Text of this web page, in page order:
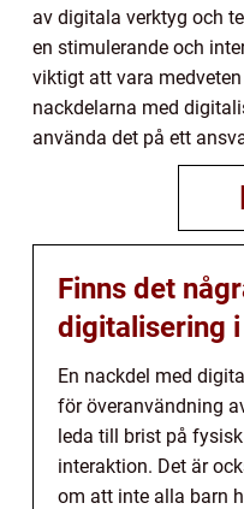
av digitala verktyg och
en stimulerande och
viktigt att vara
nackdelarna med
använda det på ett
Finns det
digitalisering
En nackdel med
för överanvändning
leda till brist på
interaktion. Det är
om att inte alla barn